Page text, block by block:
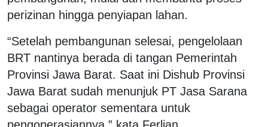
perizinan hingga penyiapan lahan.
“Setelah pembangunan selesai, pengelolaan
BRT nantinya berada di tangan Pemerintah
Provinsi Jawa Barat. Saat ini Dishub Provinsi
Jawa Barat sudah menunjuk PT Jasa Sarana
sebagai operator sementara untuk